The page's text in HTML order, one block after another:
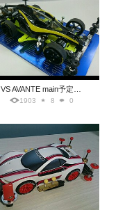
VS AVANTE main予定…
1903 8 0